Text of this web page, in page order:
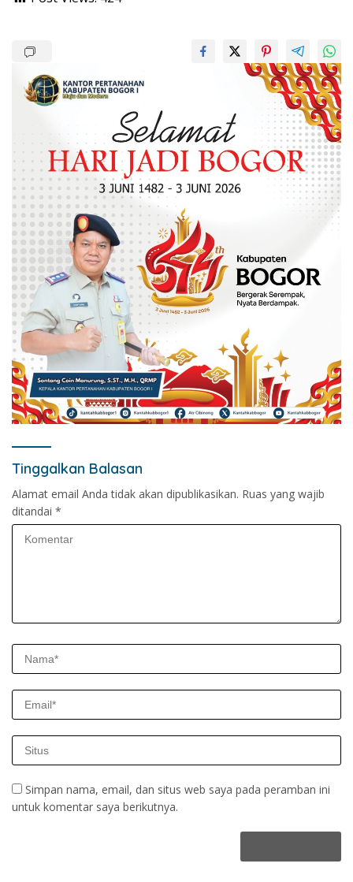
Tinggalkan Balasan
Alamat email Anda tidak akan dipublikasikan. Ruas yang wajib
ditandai *
Simpan nama, email, dan situs web saya pada peramban ini
untuk komentar saya berikutnya.